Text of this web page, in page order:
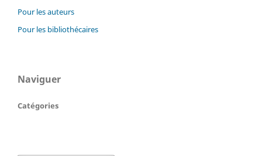
Pour les auteurs
Pour les bibliothécaires
Naviguer
Catégories